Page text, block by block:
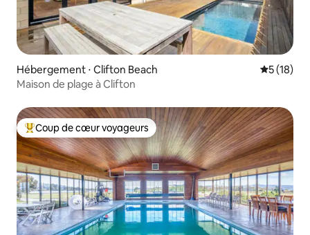
Hébergement ⋅ Clifton Beach
5 (18)
Maison de plage à Clifton
Coups de cœur voyageurs les plus appréciés
Coup de cœur voyageurs